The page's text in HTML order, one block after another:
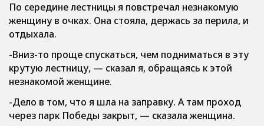
По середине лестницы я повстречал незнакомую
женщину в очках. Она стояла, держась за перила, и
отдыхала.
-Вниз-то проще спускаться, чем подниматься в эту
крутую лестницу, — сказал я, обращаясь к этой
незнакомой женщине.
-Дело в том, что я шла на заправку. А там проход
через парк Победы закрыт, — сказала женщина.